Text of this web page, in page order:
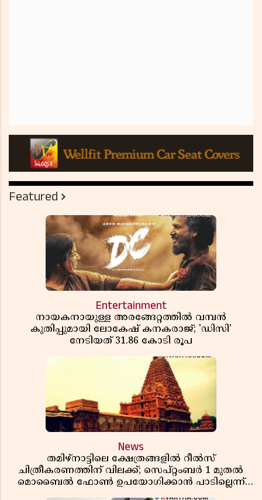
Featured
Entertainment
നായകനായുള്ള അരങ്ങേറ്റത്തിൽ വമ്പൻ
കുതിപ്പുമായി ലോകേഷ് കനകരാജ്; 'ഡിസി'
നേടിയത് 31.86 കോടി രൂപ
News
തമിഴ്‌നാട്ടിലെ ക്ഷേത്രങ്ങളിൽ റീൽസ്
ചിത്രീകരണത്തിന് വിലക്ക്; സെപ്റ്റംബർ 1 മുതൽ
മൊബൈൽ ഫോൺ ഉപയോഗിക്കാൻ പാടില്ലെന്ന്